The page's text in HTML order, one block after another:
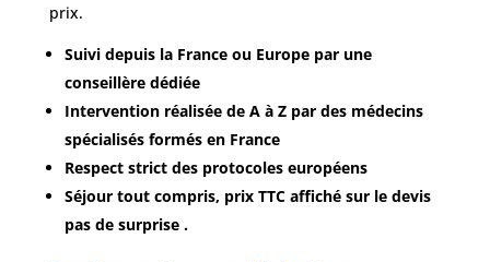
prix.
Suivi depuis la France ou Europe par une
conseillère dédiée
Intervention réalisée de A à Z par des médecins
spécialisés formés en France
Respect strict des protocoles européens
Séjour tout compris, prix TTC affiché sur le devis
pas de surprise .